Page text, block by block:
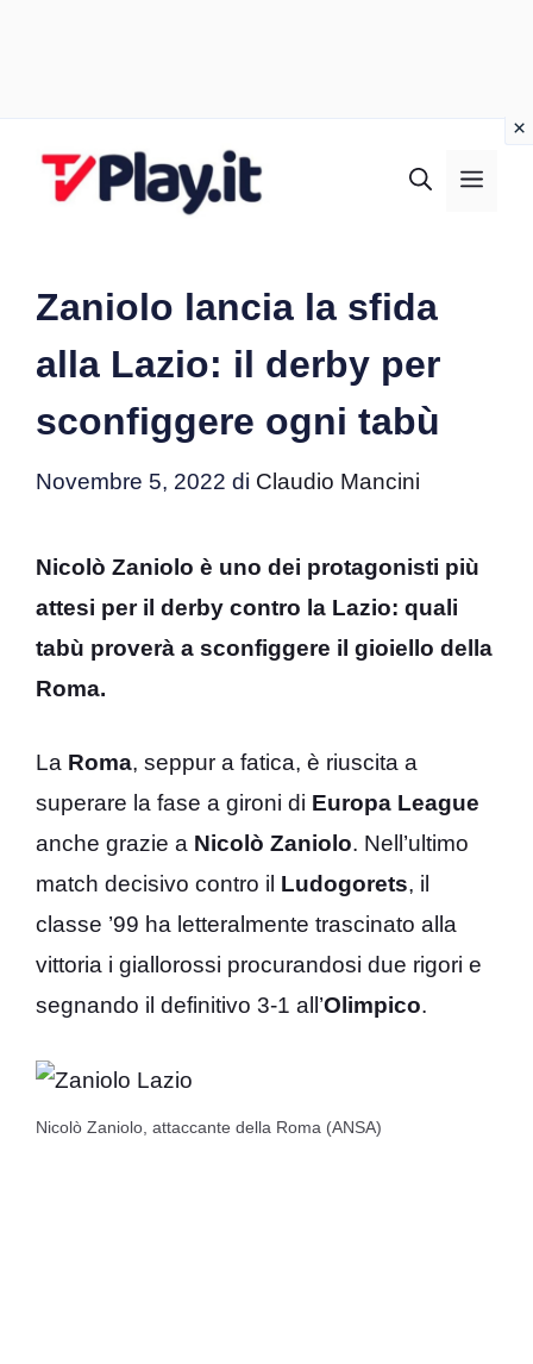
Zaniolo lancia la sfida
alla Lazio: il derby per
sconfiggere ogni tabù
Novembre 5, 2022 di Claudio Mancini
Nicolò Zaniolo è uno dei protagonisti più
attesi per il derby contro la Lazio: quali
tabù proverà a sconfiggere il gioiello della
Roma.
La Roma, seppur a fatica, è riuscita a
superare la fase a gironi di Europa League
anche grazie a Nicolò Zaniolo. Nell’ultimo
match decisivo contro il Ludogorets, il
classe ’99 ha letteralmente trascinato alla
vittoria i giallorossi procurandosi due rigori e
segnando il definitivo 3-1 all’Olimpico.
Nicolò Zaniolo, attaccante della Roma (ANSA)